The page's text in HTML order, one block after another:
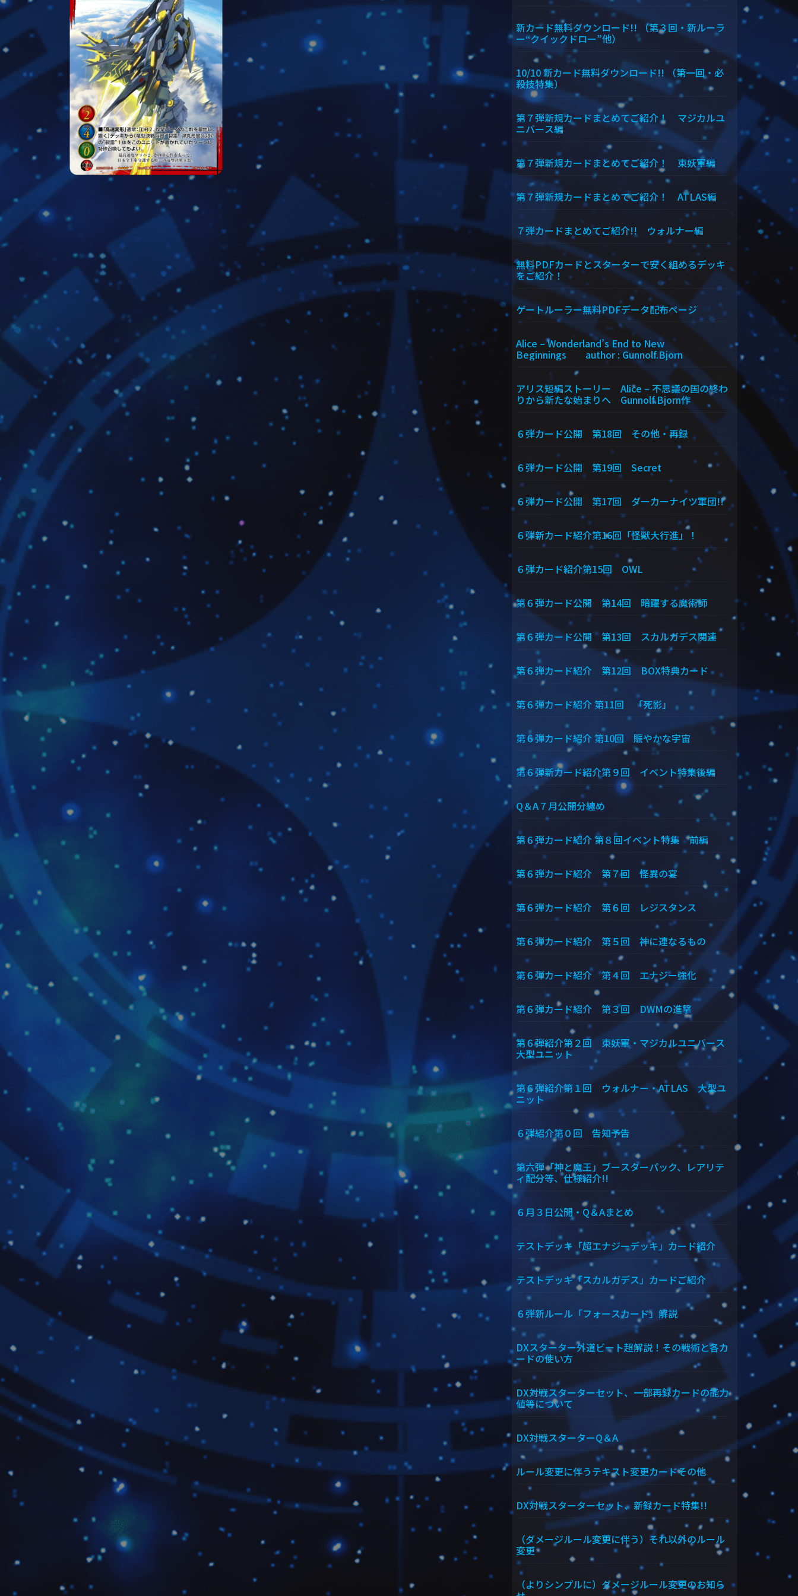
新カード無料ダウンロード!! （第３回・新ルーラ
ー“クイックドロー”他）
10/10 新カード無料ダウンロード!! （第一回・必
殺技特集）
第７弾新規カードまとめてご紹介！ マジカルユ
ニバース編
第７弾新規カードまとめてご紹介！ 東妖軍編
第７弾新規カードまとめてご紹介！ ATLAS編
７弾カードまとめてご紹介!! ウォルナー編
無料PDFカードとスターターで安く組めるデッキ
をご紹介！
ゲートルーラー無料PDFデータ配布ページ
Alice – Wonderland’s End to New
Beginnings author : Gunnolf.Bjorn
アリス短編ストーリー Alice – 不思議の国の終わ
りから新たな始まりへ Gunnolf.Bjorn作
６弾カード公開 第18回 その他・再録
６弾カード公開 第19回 Secret
６弾カード公開 第17回 ダーカーナイツ軍団!!
６弾新カード紹介第16回「怪獣大行進」！
６弾カード紹介第15回 OWL
第６弾カード公開 第14回 暗躍する魔術師
第６弾カード公開 第13回 スカルガデス関連
第６弾カード紹介 第12回 BOX特典カード
第６弾カード紹介 第11回 「死影」
第６弾カード紹介 第10回 賑やかな宇宙
第６弾新カード紹介第９回 イベント特集後編
Q＆A７月公開分纏め
第６弾カード紹介 第８回イベント特集 前編
第６弾カード紹介 第７回 怪異の宴
第６弾カード紹介 第６回 レジスタンス
第６弾カード紹介 第５回 神に連なるもの
第６弾カード紹介 第４回 エナジー強化
第６弾カード紹介 第３回 DWMの進撃
第６弾紹介第２回 東妖軍・マジカルユニバース
大型ユニット
第６弾紹介第１回 ウォルナー・ATLAS 大型ユ
ニット
６弾紹介第０回 告知予告
第六弾「神と魔王」ブースターパック、レアリテ
ィ配分等、仕様紹介!!
６月３日公開・Q＆Aまとめ
テストデッキ「超エナジーデッキ」カード紹介
テストデッキ「スカルガデス」カードご紹介
６弾新ルール「フォースカード」解説
DXスターター外道ビート超解説！その戦術と各カ
ードの使い方
DX対戦スターターセット、一部再録カードの能力
値等について
DX対戦スターターQ＆A
ルール変更に伴うテキスト変更カードその他
DX対戦スターターセット、新録カード特集!!
（ダメージルール変更に伴う）それ以外のルール
変更
（よりシンプルに）ダメージルール変更のお知ら